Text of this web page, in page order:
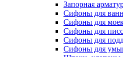
Запорная
Сифоны для ванн
Сифоны для
Сифоны для
Сифоны для
Сифоны для